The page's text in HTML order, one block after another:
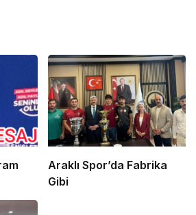
Araklı Spor’da Fabrika
Gibi